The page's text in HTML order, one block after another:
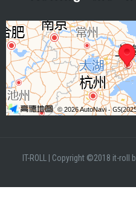
IT-ROLL Copyright ©2018 it-roll